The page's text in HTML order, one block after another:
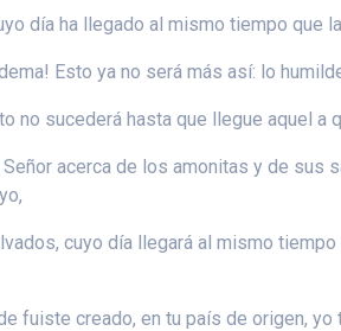
día ha llegado al mismo tiempo que
Esto ya no será más así: lo
no sucederá hasta que llegue aquel a
acerca de los amonitas y de sus
cuyo día llegará al mismo
fuiste creado, en tu país de origen, yo